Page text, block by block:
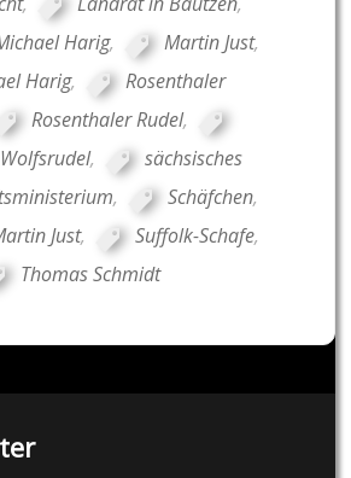
Harig, Martin Just,
Harig,
Rosenthaler
Rosenthaler Rudel,
,
sächsisches
, Schäfchen,
Just, Suffolk-Schafe,
Thomas Schmidt